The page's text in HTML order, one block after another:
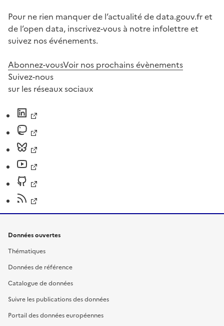
Pour ne rien manquer de l’actualité de data.gouv.fr et
de l’open data, inscrivez-vous à notre infolettre et
suivez nos événements.
Abonnez-vousVoir nos prochains évènements
Suivez-nous
sur les réseaux sociaux
Données ouvertes
Thématiques
Données de référence
Catalogue de données
Suivre les publications des données
Portail des données européennes